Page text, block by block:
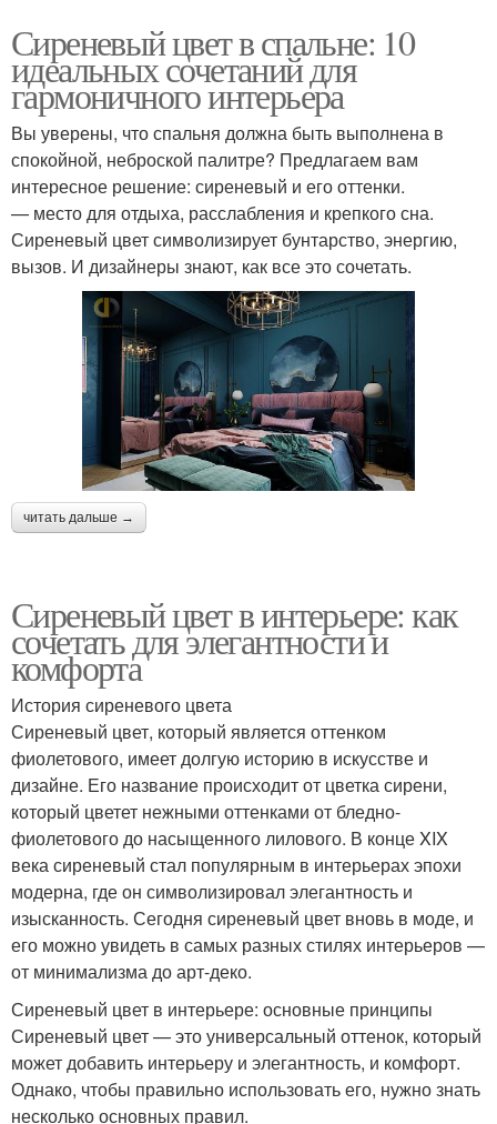
Сиреневый цвет в спальне: 10
идеальных сочетаний для
гармоничного интерьера
Вы уверены, что спальня должна быть выполнена в
спокойной, неброской палитре? Предлагаем вам
интересное решение: сиреневый и его оттенки.
— место для отдыха, расслабления и крепкого сна.
Сиреневый цвет символизирует бунтарство, энергию,
вызов. И дизайнеры знают, как все это сочетать.
читать дальше →
Сиреневый цвет в интерьере: как
сочетать для элегантности и
комфорта
История сиреневого цвета
Сиреневый цвет, который является оттенком
фиолетового, имеет долгую историю в искусстве и
дизайне. Его название происходит от цветка сирени,
который цветет нежными оттенками от бледно-
фиолетового до насыщенного лилового. В конце XIX
века сиреневый стал популярным в интерьерах эпохи
модерна, где он символизировал элегантность и
изысканность. Сегодня сиреневый цвет вновь в моде, и
его можно увидеть в самых разных стилях интерьеров —
от минимализма до арт-деко.
Сиреневый цвет в интерьере: основные принципы
Сиреневый цвет — это универсальный оттенок, который
может добавить интерьеру и элегантность, и комфорт.
Однако, чтобы правильно использовать его, нужно знать
несколько основных правил.